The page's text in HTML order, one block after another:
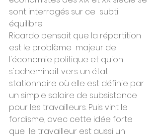
sont interrogés sur ce  subtil
équilibre.
Ricardo pensait que la répartition
est le problème  majeur de
l'économie politique et qu'on
s'acheminait vers un état
stationnaire où elle est définie par
un simple salaire de subsistance
pour les travailleurs. Puis vint le
fordisme, avec cette idée forte
que  le travailleur est aussi un